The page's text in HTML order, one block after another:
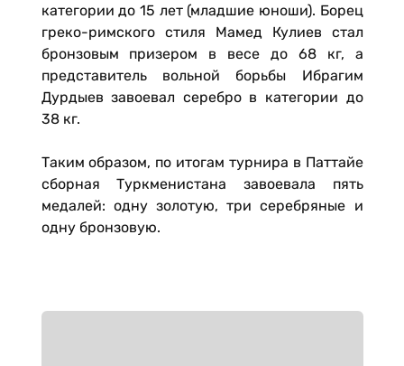
категории до 15 лет (младшие юноши). Борец
греко-римского стиля Мамед Кулиев стал
бронзовым призером в весе до 68 кг, а
представитель вольной борьбы Ибрагим
Дурдыев завоевал серебро в категории до
38 кг.
Таким образом, по итогам турнира в Паттайе
сборная Туркменистана завоевала пять
медалей: одну золотую, три серебряные и
одну бронзовую.